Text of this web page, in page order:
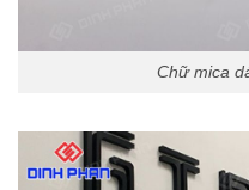
Chữ mica